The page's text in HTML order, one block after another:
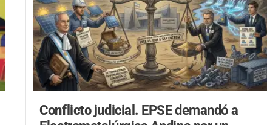
Conflicto judicial. EPSE demandó a